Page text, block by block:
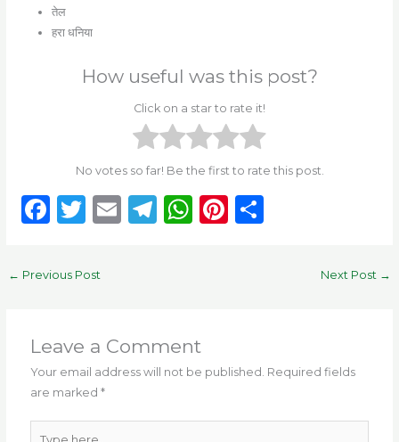
तेल
हरा धनिया
How useful was this post?
Click on a star to rate it!
No votes so far! Be the first to rate this post.
F
c
o
o
k
T
it
E T
m
W
p
p
Pi S
← Previous Post Next Post →
Leave a Comment
Your email address will not be published. Required fields
are marked*